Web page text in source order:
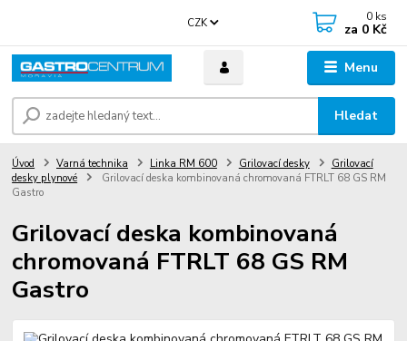
Menu
CZK
Hledat
0 ks
za 0 Kč
Úvod Varná technika Linka RM 600 Grilovací desky
Grilovací
desky plynové
Grilovací deska kombinovaná chromovaná FTRLT 68 GS RM
Gastro
Grilovací deska kombinovaná
chromovaná FTRLT 68 GS RM
Gastro